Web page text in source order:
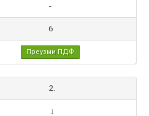
-
6
Преузми ПДФ
2.
↓